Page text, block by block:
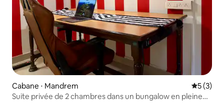
Cabane ⋅ Mandrem
5 (3)
Suite privée de 2 chambres dans un bungalow en pleine